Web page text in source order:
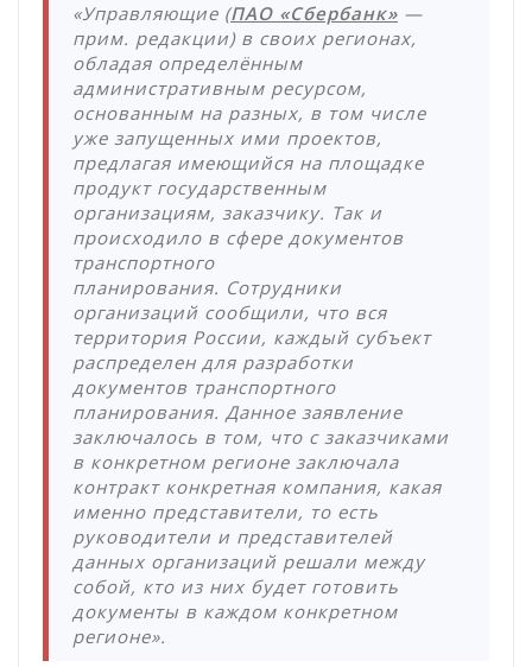
«Управляющие (ПАО «Сбербанк» —
прим. редакции) в своих регионах,
обладая определённым
административным ресурсом,
основанным на разных, в том числе
уже запущенных ими проектов,
предлагая имеющийся на площадке
продукт государственным
организациям, заказчику. Так и
происходило в сфере документов
транспортного
планирования. Сотрудники
организаций сообщили, что вся
территория России, каждый субъект
распределен для разработки
документов транспортного
планирования. Данное заявление
заключалось в том, что с заказчиками
в конкретном регионе заключала
контракт конкретная компания, какая
именно представители, то есть
руководители и представителей
данных организаций решали между
собой, кто из них будет готовить
документы в каждом конкретном
регионе».